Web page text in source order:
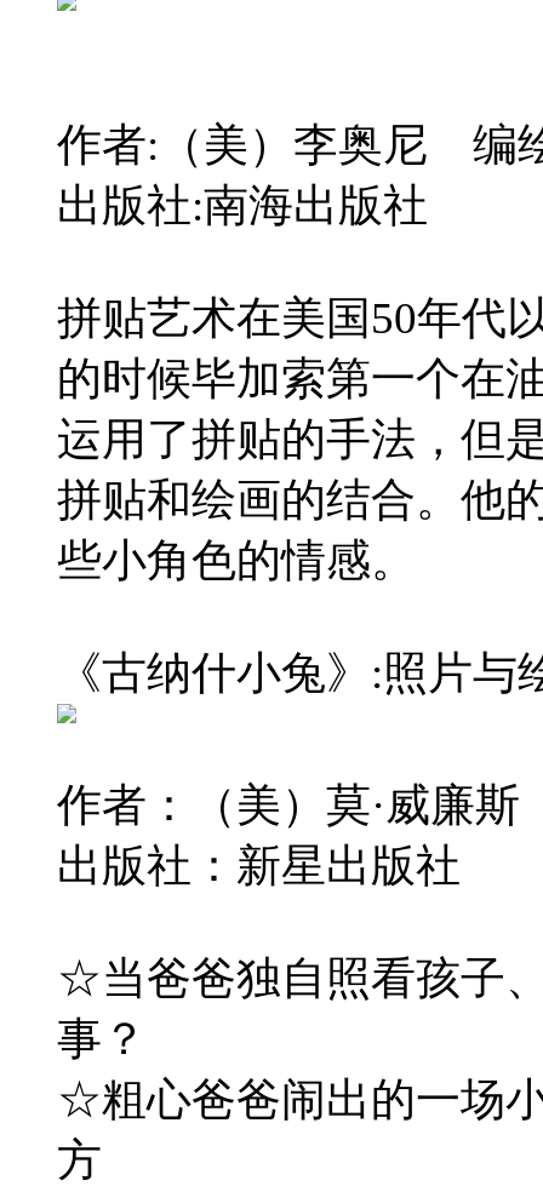
作者:（美）李奥尼 编
出版社:南海出版社
拼贴艺术在美国50年代
的时候毕加索第一个在
运用了拼贴的手法，但
拼贴和绘画的结合。他
些小角色的情感。
《古纳什小兔》:照片与
作者：（美）莫·威廉
出版社：新星出版社
☆当爸爸独自照看孩子
事？
☆粗心爸爸闹出的一场
方